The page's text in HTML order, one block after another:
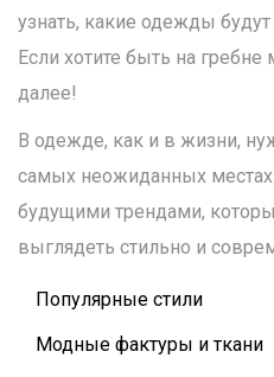
узнать, какие одежды
Если хотите быть на
далее!
В одежде, как и в жизни,
самых неожиданных
будущими трендами,
выглядеть стильно и
Популярные стили
Модные фактуры и ткани